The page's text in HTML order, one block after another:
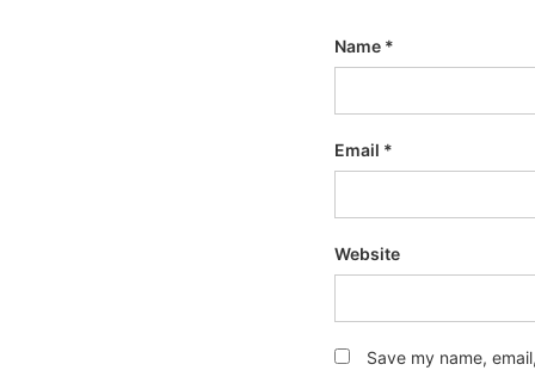
Name *
Email *
Website
Save my name,